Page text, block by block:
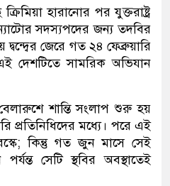
হারানোর পর যুক্তরাষ্ট্র
সদস্যপদের জন্য তদবির
জেরে গত ২৪ ফেব্রুয়ারি
দেশটিতে সামরিক অভিযান
শান্তি সংলাপ শুরু হয়
প্রতিনিধিদের মধ্যে। পরে এই
কিন্তু গত জুন মাসে সেই
সেটি স্থবির অবস্থাতেই